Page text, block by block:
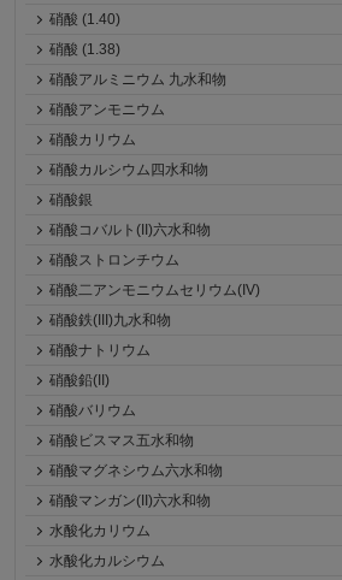
硝酸 (1.40)
硝酸 (1.38)
硝酸アルミニウム 九水和物
硝酸アンモニウム
硝酸カリウム
硝酸カルシウム四水和物
硝酸銀
硝酸コバルト(II)六水和物
硝酸ストロンチウム
硝酸二アンモニウムセリウム(IV)
硝酸鉄(III)九水和物
硝酸ナトリウム
硝酸鉛(II)
硝酸バリウム
硝酸ビスマス五水和物
硝酸マグネシウム六水和物
硝酸マンガン(II)六水和物
水酸化カリウム
水酸化カルシウム